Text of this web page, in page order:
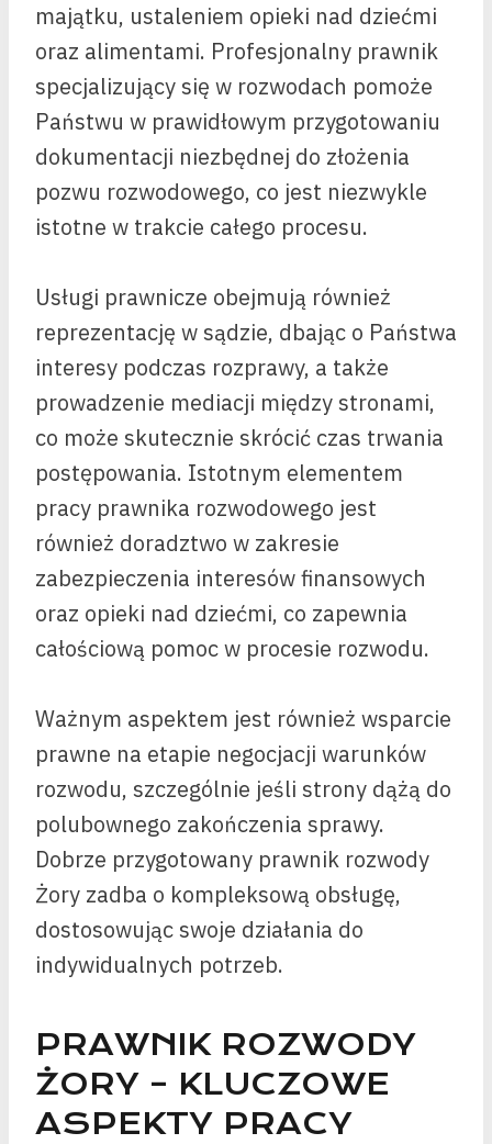
majątku, ustaleniem opieki nad dziećmi
oraz alimentami. Profesjonalny prawnik
specjalizujący się w rozwodach pomoże
Państwu w prawidłowym przygotowaniu
dokumentacji niezbędnej do złożenia
pozwu rozwodowego, co jest niezwykle
istotne w trakcie całego procesu.
Usługi prawnicze obejmują również
reprezentację w sądzie, dbając o Państwa
interesy podczas rozprawy, a także
prowadzenie mediacji między stronami,
co może skutecznie skrócić czas trwania
postępowania. Istotnym elementem
pracy prawnika rozwodowego jest
również doradztwo w zakresie
zabezpieczenia interesów finansowych
oraz opieki nad dziećmi, co zapewnia
całościową pomoc w procesie rozwodu.
Ważnym aspektem jest również wsparcie
prawne na etapie negocjacji warunków
rozwodu, szczególnie jeśli strony dążą do
polubownego zakończenia sprawy.
Dobrze przygotowany prawnik rozwody
Żory zadba o kompleksową obsługę,
dostosowując swoje działania do
indywidualnych potrzeb.
PRAWNIK ROZWODY
ŻORY – KLUCZOWE
ASPEKTY PRACY